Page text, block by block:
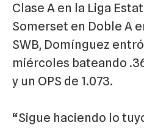
Clase A en la Liga
Somerset en Doble A
SWB, Domínguez
miércoles bateando
y un OPS de 1.073.
“Sigue haciendo lo